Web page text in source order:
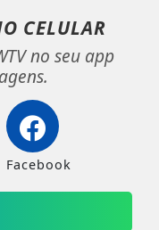
CELULAR
no seu app
Facebook